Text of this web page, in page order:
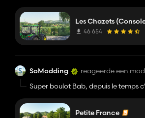
Les Chazets
46 654
SoModding reageerde een mod
Super boulot Bab, depuis le temps
Petite France